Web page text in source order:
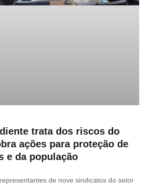
trata dos riscos do
ações para proteção de
e da população
de nove sindicatos do setor